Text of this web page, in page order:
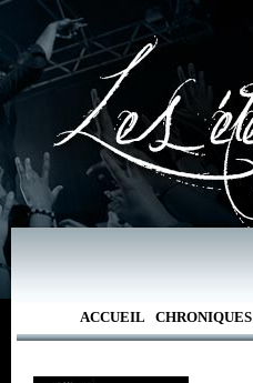
ACCUEIL CHRONIQUES